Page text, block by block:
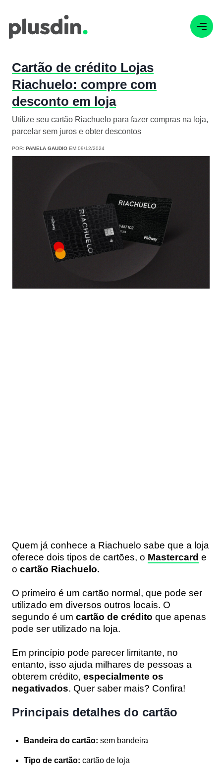
Cartão de crédito Lojas
Riachuelo: compre com
desconto em loja
Utilize seu cartão Riachuelo para fazer compras na loja,
parcelar sem juros e obter descontos
POR: PAMELA GAUDIO EM 09/12/2024
Quem já conhece a Riachuelo sabe que a loja
oferece dois tipos de cartões, o Mastercard e
o cartão Riachuelo.
O primeiro é um cartão normal, que pode ser
utilizado em diversos outros locais. O
segundo é um cartão de crédito que apenas
pode ser utilizado na loja.
Em princípio pode parecer limitante, no
entanto, isso ajuda milhares de pessoas a
obterem crédito, especialmente os
negativados. Quer saber mais? Confira!
Principais detalhes do cartão
Bandeira do cartão: sem bandeira
Tipo de cartão: cartão de loja